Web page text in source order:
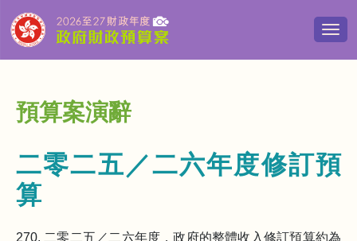
切
預算案演辭
二零二五／二六年度修訂預
算
270. 二零二五／二六年度，政府的整體收入修訂預算約為